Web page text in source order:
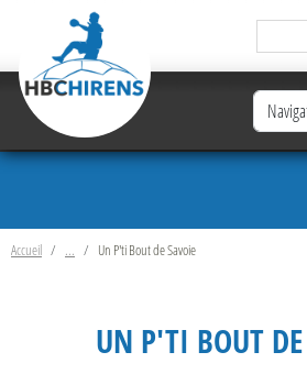
Accueil Un P'ti Bout de Savoie
UN P'TI BOUT
Panneau de gestion des cookies